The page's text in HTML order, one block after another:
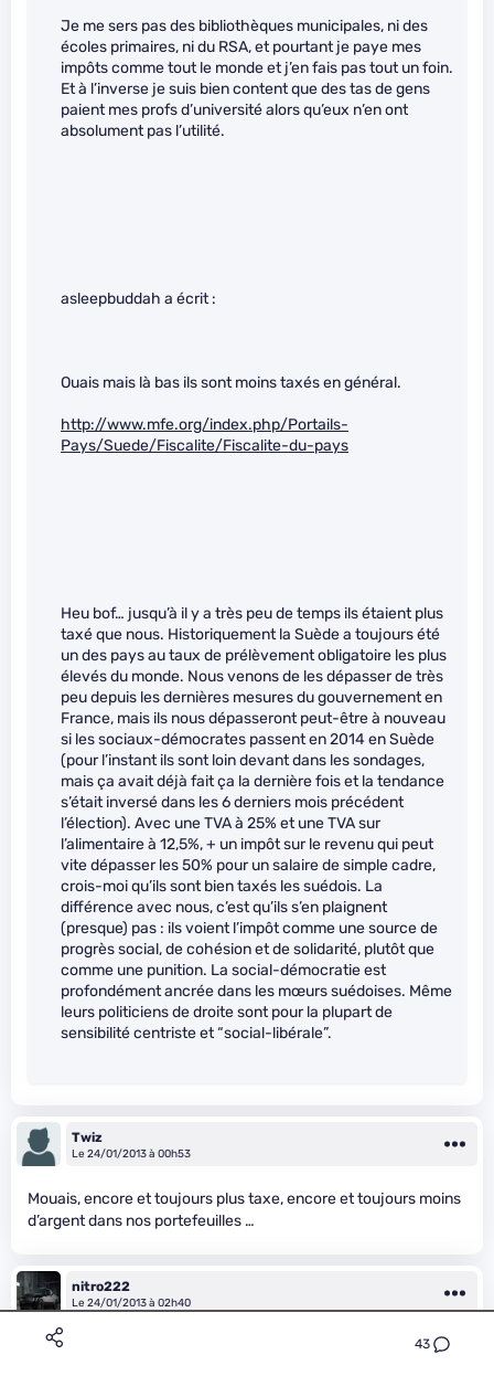
43
Je me sers pas des bibliothèques municipales, ni des
écoles primaires, ni du RSA, et pourtant je paye mes
impôts comme tout le monde et j’en fais pas tout un foin.
Et à l’inverse je suis bien content que des tas de gens
paient mes profs d’université alors qu’eux n’en ont
absolument pas l’utilité.
asleepbuddah a écrit :
Ouais mais là bas ils sont moins taxés en général.
http://www.mfe.org/index.php/Portails-
Pays/Suede/Fiscalite/Fiscalite-du-pays
Heu bof… jusqu’à il y a très peu de temps ils étaient plus
taxé que nous. Historiquement la Suède a toujours été
un des pays au taux de prélèvement obligatoire les plus
élevés du monde. Nous venons de les dépasser de très
peu depuis les dernières mesures du gouvernement en
France, mais ils nous dépasseront peut-être à nouveau
si les sociaux-démocrates passent en 2014 en Suède
(pour l’instant ils sont loin devant dans les sondages,
mais ça avait déjà fait ça la dernière fois et la tendance
s’était inversé dans les 6 derniers mois précédent
l’élection). Avec une TVA à 25% et une TVA sur
l’alimentaire à 12,5%, + un impôt sur le revenu qui peut
vite dépasser les 50% pour un salaire de simple cadre,
crois-moi qu’ils sont bien taxés les suédois. La
différence avec nous, c’est qu’ils s’en plaignent
(presque) pas : ils voient l’impôt comme une source de
progrès social, de cohésion et de solidarité, plutôt que
comme une punition. La social-démocratie est
profondément ancrée dans les mœurs suédoises. Même
leurs politiciens de droite sont pour la plupart de
sensibilité centriste et “social-libérale”.
Twiz
Le 24/01/2013 à 00h53
Mouais, encore et toujours plus taxe, encore et toujours moins
d’argent dans nos portefeuilles …
nitro222
Le 24/01/2013 à 02h40
On s’entend qu’on est tous écœurés des taxes et des impôts